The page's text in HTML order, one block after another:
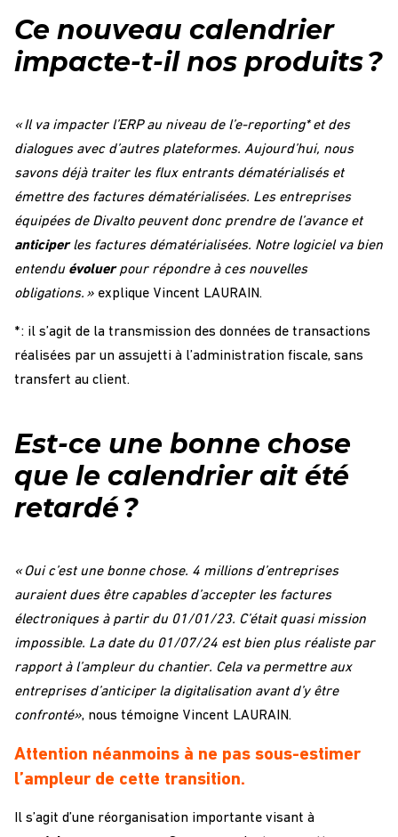
Ce nouveau calendrier
impacte-t-il nos produits ?
« Il va impacter l’ERP au niveau de l’e-reporting* et des
dialogues avec d’autres plateformes. Aujourd’hui, nous
savons déjà traiter les flux entrants dématérialisés et
émettre des factures dématérialisées. Les entreprises
équipées de Divalto peuvent donc prendre de l’avance et
anticiperles factures dématérialisées. Notre logiciel va bien
entendu évoluerpour répondre à ces nouvelles
obligations. » explique Vincent LAURAIN.
* : il s’agit de la transmission des données de transactions
réalisées par un assujetti à l’administration fiscale, sans
transfert au client.
Est-ce une bonne chose
que le calendrier ait été
retardé ?
« Oui c’est une bonne chose. 4 millions d’entreprises
auraient dues être capables d’accepter les factures
électroniques à partir du 01/01/23. C’était quasi mission
impossible. La date du 01/07/24 est bien plus réaliste par
rapport à l’ampleur du chantier. Cela va permettre aux
entreprises d’anticiper la digitalisation avant d’y être
confronté», nous témoigne Vincent LAURAIN.
Attention néanmoins à ne pas sous-estimer
l’ampleur de cette transition.
Il s’agit d’une réorganisation importante visant à